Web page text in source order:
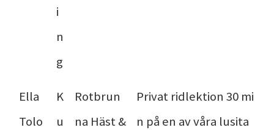
i
n
g
Ella
Tolo
K
u
Rotbrun
na Häst &
Privat ridlektion 30 mi
n på en av våra lusita